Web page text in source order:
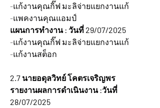
-แก้งานคุณกิ๊ฟ มะลิจ่ายแยกงานแก้
-แพคงานคุณแอมป์
แผนการทำงาน : วันที่ 29/07/2025
-แก้งานคุณกิ๊ฟ มะลิจ่ายแยกงานแก้
-แก้งานสต็อก
2.7 นายอดุลวิทย์ โคตรเจริญพร
รายงานผลการดำเนินงาน :วันที่
28/07/2025